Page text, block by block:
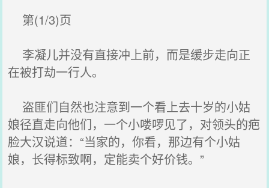
第(1/3)页
李凝儿并没有直接冲上前，而是缓步走向正
在被打劫一行人。
盗匪们自然也注意到一个看上去十岁的小姑
娘径直走向他们，一个小喽啰见了，对领头的疤
脸大汉说道：“当家的，你看，那边有个小姑
娘，长得标致啊，定能卖个好价钱。”